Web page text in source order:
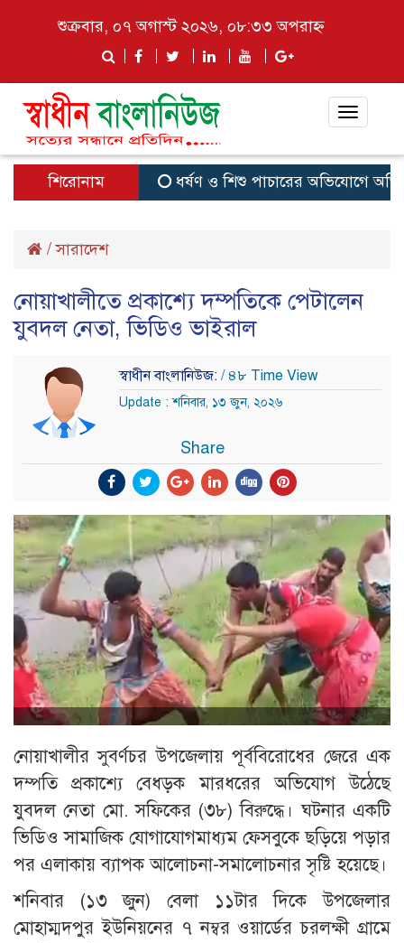
শুক্রবার, ০৭ অগাস্ট ২০২৬, ০৮:৩৩ অপরাহ্ন
Toggle
শিরোনাম ধর্ষণ ও শিশু পাচারের অভিযোগে
/সারাদেশ
নোয়াখালীতে প্রকাশ্যে দম্পতিকে পেটালেন
যুবদল নেতা, ভিডিও ভাইরাল
স্বাধীন বাংলানিউজ: / ৪৮ Time View
Update : শনিবার, ১৩ জুন, ২০২৬
Share
নোয়াখালীর সুবর্ণচর উপজেলায় পূর্ববিরোধের জেরে এক
দম্পতি প্রকাশ্যে বেধড়ক মারধরের অভিযোগ উঠেছে
যুবদল নেতা মো. সফিকের (৩৮) বিরুদ্ধে। ঘটনার একটি
ভিডিও সামাজিক যোগাযোগমাধ্যম ফেসবুকে ছড়িয়ে পড়ার
পর এলাকায় ব্যাপক আলোচনা-সমালোচনার সৃষ্টি হয়েছে।
শনিবার (১৩ জুন) বেলা ১১টার দিকে উপজেলার
মোহাম্মদপুর ইউনিয়নের ৭ নম্বর ওয়ার্ডের চরলক্ষী গ্রামে